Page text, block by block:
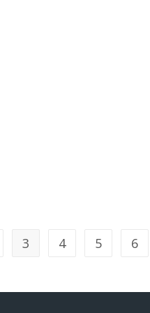
3 4 5 6